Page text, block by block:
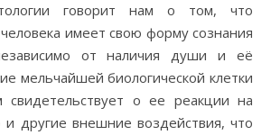
говорит нам о том, что
имеет свою форму сознания
от наличия души и её
мельчайшей биологической клетки
свидетельствует о ее реакции на
и другие внешние воздействия, что